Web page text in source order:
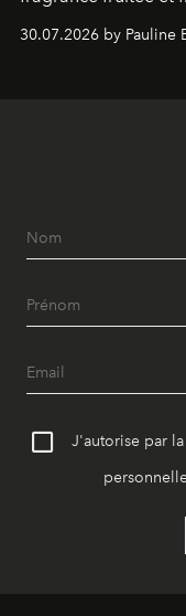
Chemistry Eau de
30.07.2026 by Pauline
J'autorise par